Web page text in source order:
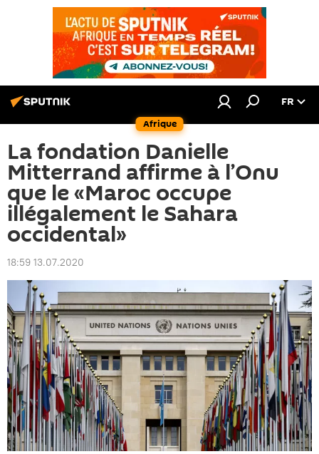
Afrique
FR
La fondation Danielle
Mitterrand affirme à l’Onu
que le «Maroc occupe
illégalement le Sahara
occidental»
18:59 13.07.2020